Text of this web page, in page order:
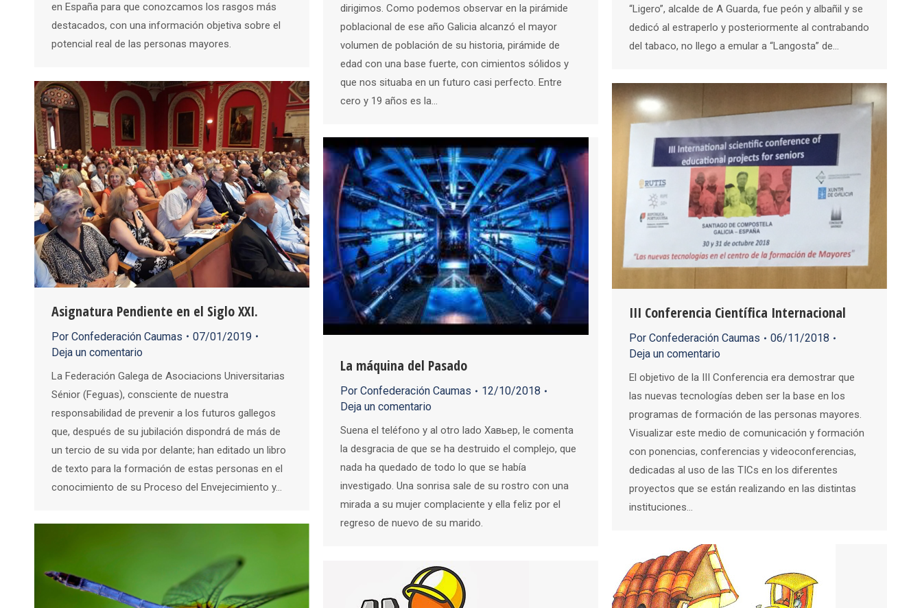
en España para que conozcamos los rasgos más
destacados, con una información objetiva sobre el
potencial real de las personas mayores.
dirigimos. Como podemos observar en la pirámide
poblacional de ese año Galicia alcanzó el mayor
volumen de población de su historia, pirámide de
edad con una base fuerte, con cimientos sólidos y
que nos situaba en un futuro casi perfecto. Entre
cero y 19 años es la…
“Ligero”, alcalde de A Guarda, fue peón y albañil y se
dedicó al estraperlo y posteriormente al contrabando
del tabaco, no llego a emular a “Langosta” de…
Asignatura Pendiente en el Siglo XXI.
Por Confederación Caumas
07/01/2019
Deja un comentario
La Federación Galega de Asociacions Universitarias
Sénior (Feguas), consciente de nuestra
responsabilidad de prevenir a los futuros gallegos
que, después de su jubilación dispondrá de más de
un tercio de su vida por delante; han editado un libro
de texto para la formación de estas personas en el
conocimiento de su Proceso del Envejecimiento y…
III Conferencia Científica Internacional
Por Confederación Caumas
06/11/2018
Deja un comentario
El objetivo de la III Conferencia era demostrar que
las nuevas tecnologías deben ser la base en los
programas de formación de las personas mayores.
Visualizar este medio de comunicación y formación
con ponencias, conferencias y videoconferencias,
dedicadas al uso de las TICs en los diferentes
proyectos que se están realizando en las distintas
instituciones…
La máquina del Pasado
Por Confederación Caumas
12/10/2018
Deja un comentario
Suena el teléfono y al otro lado Хавьер, le comenta
la desgracia de que se ha destruido el complejo, que
nada ha quedado de todo lo que se había
investigado. Una sonrisa sale de su rostro con una
mirada a su mujer complaciente y ella feliz por el
regreso de nuevo de su marido.